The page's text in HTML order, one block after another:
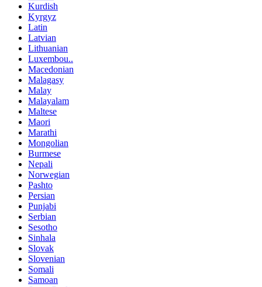
Kurdish
Kyrgyz
Latin
Latvian
Lithuanian
Luxembou..
Macedonian
Malagasy
Malay
Malayalam
Maltese
Maori
Marathi
Mongolian
Burmese
Nepali
Norwegian
Pashto
Persian
Punjabi
Serbian
Sesotho
Sinhala
Slovak
Slovenian
Somali
Samoan